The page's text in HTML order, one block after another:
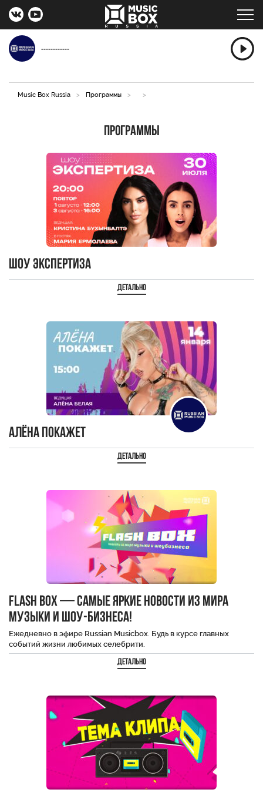
------------
Music Box Russia > Программы > >
Программы
Шоу Экспертиза
Детально
Алёна Покажет
Детально
Flash Box — самые яркие новости из мира
музыки и шоу-бизнеса!
Ежедневно в эфире Russian Musicbox. Будь в курсе главных
событий жизни любимых селебрити.
Детально